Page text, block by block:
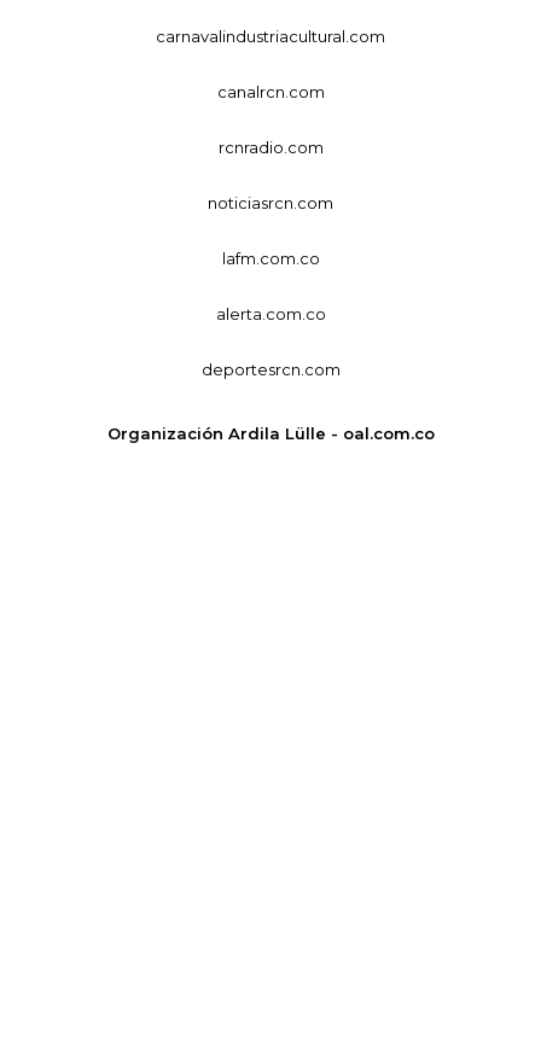
carnavalindustriacultural.com
canalrcn.com
rcnradio.com
noticiasrcn.com
lafm.com.co
alerta.com.co
deportesrcn.com
Organización Ardila Lülle - oal.com.co